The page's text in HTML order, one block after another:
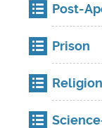
Post-
Prison
Religion